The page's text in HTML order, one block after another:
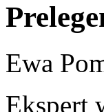
Ewa
Ekspert